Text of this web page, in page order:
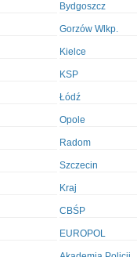
Bydgoszcz
Gorzów Wlkp.
Kielce
KSP
Łódź
Opole
Radom
Szczecin
Kraj
CBŚP
EUROPOL